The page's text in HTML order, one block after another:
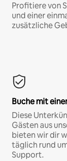
Profitiere von
und einer
zusätzliche
Buche mit
Diese
Gästen aus
bieten wir dir
täglich rund
Support.